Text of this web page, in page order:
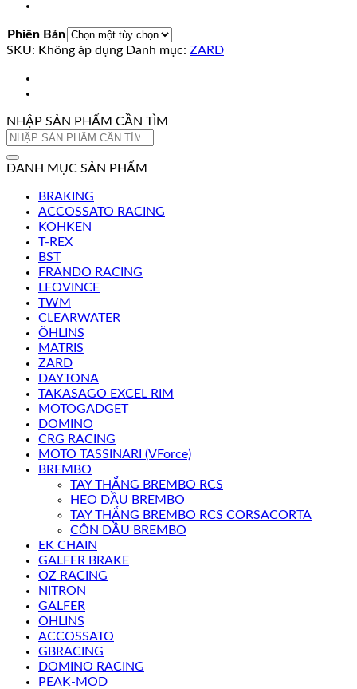
Phiên Bản
SKU: Không áp dụng Danh mục: ZARD
NHẬP SẢN PHẨM CẦN TÌM
Tìm
DANH MỤC SẢN PHẨM
BRAKING
ACCOSSATO RACING
KOHKEN
T-REX
BST
FRANDO RACING
LEOVINCE
TWM
CLEARWATER
ÖHLINS
MATRIS
ZARD
DAYTONA
TAKASAGO EXCEL RIM
MOTOGADGET
DOMINO
CRG RACING
MOTO TASSINARI (VForce)
BREMBO
TAY THẮNG BREMBO RCS
HEO DẦU BREMBO
TAY THẮNG BREMBO RCS CORSACORTA
CÔN DẦU BREMBO
EK CHAIN
GALFER BRAKE
OZ RACING
NITRON
GALFER
OHLINS
ACCOSSATO
GBRACING
DOMINO RACING
PEAK-MOD